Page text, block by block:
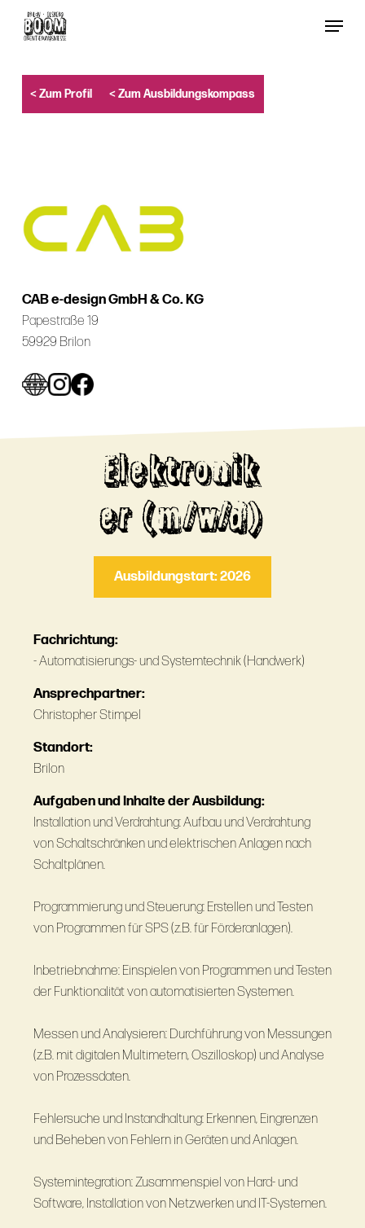
content
Menu
< Zum Profil < Zum Ausbildungskompass
CAB e-design GmbH & Co. KG
Papestraße 19
59929 Brilon
Elektronik
er (m/w/d)
Ausbildungstart: 2026
Fachrichtung:
- Automatisierungs- und Systemtechnik (Handwerk)
Ansprechpartner:
Christopher Stimpel
Standort:
Brilon
Aufgaben und Inhalte der Ausbildung:
Installation und Verdrahtung: Aufbau und Verdrahtung
von Schaltschränken und elektrischen Anlagen nach
Schaltplänen.
Programmierung und Steuerung: Erstellen und Testen
von Programmen für SPS (z.B. für Förderanlagen).
Inbetriebnahme: Einspielen von Programmen und Testen
der Funktionalität von automatisierten Systemen.
Messen und Analysieren: Durchführung von Messungen
(z.B. mit digitalen Multimetern, Oszilloskop) und Analyse
von Prozessdaten.
Fehlersuche und Instandhaltung: Erkennen, Eingrenzen
und Beheben von Fehlern in Geräten und Anlagen.
Systemintegration: Zusammenspiel von Hard- und
Software, Installation von Netzwerken und IT-Systemen.